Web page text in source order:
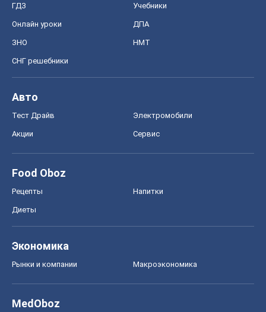
ГДЗ Учебники
Онлайн уроки ДПА
ЗНО НМТ
СНГ решебники
Авто
Тест Драйв Электромобили
Акции Сервис
Food Oboz
Рецепты Напитки
Диеты
Экономика
Рынки и компании Mакроэкономика
MedOboz